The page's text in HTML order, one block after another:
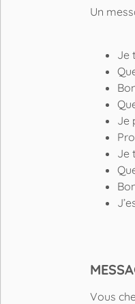
Un
Je
Je
Je
Vous